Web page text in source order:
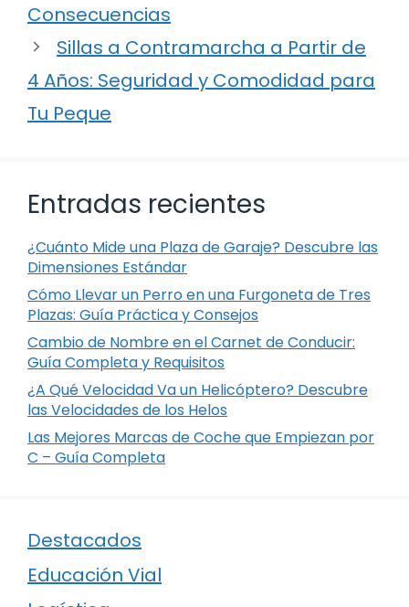
Consecuencias
Sillas a Contramarcha a Partir de
4 Años: Seguridad y Comodidad para
Tu Peque
Entradas recientes
¿Cuánto Mide una Plaza de Garaje? Descubre las
Dimensiones Estándar
Cómo Llevar un Perro en una Furgoneta de Tres
Plazas: Guía Práctica y Consejos
Cambio de Nombre en el Carnet de Conducir:
Guía Completa y Requisitos
¿A Qué Velocidad Va un Helicóptero? Descubre
las Velocidades de los Helos
Las Mejores Marcas de Coche que Empiezan por
C – Guía Completa
Destacados
Educación Vial